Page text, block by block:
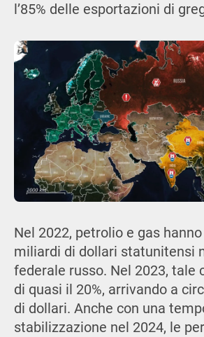
l’85% delle esportazioni di
Nel 2022, petrolio e gas
miliardi di dollari statunitensi
federale russo. Nel 2023, tale
di quasi il 20%, arrivando a
di dollari. Anche con una
stabilizzazione nel 2024, le